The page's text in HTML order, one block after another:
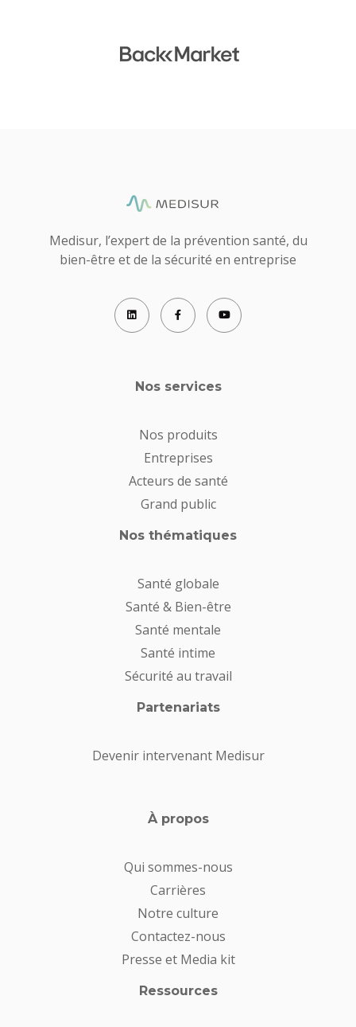
Medisur, l’expert de la prévention santé, du
bien-être et de la sécurité en entreprise
Nos services
Nos produits
Entreprises
Acteurs de santé
Grand public
Nos thématiques
Santé globale
Santé & Bien-être
Santé mentale
Santé intime
Sécurité au travail
Partenariats
Devenir intervenant Medisur
À propos
Qui sommes-nous
Carrières
Notre culture
Contactez-nous
Presse et Media kit
Ressources